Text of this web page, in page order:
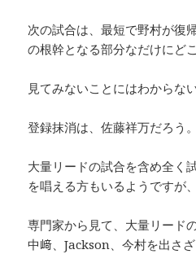
次の試合は、最短で野村が復
の根幹となる部分なだけにど
見てみないことにはわからない
登録抹消は、佐藤祥万だろう。
大量リードの試合を含め全く
を唱える方もいるようですが、
専門家から見て、大量リード
中﨑、Jackson、今村を出さ